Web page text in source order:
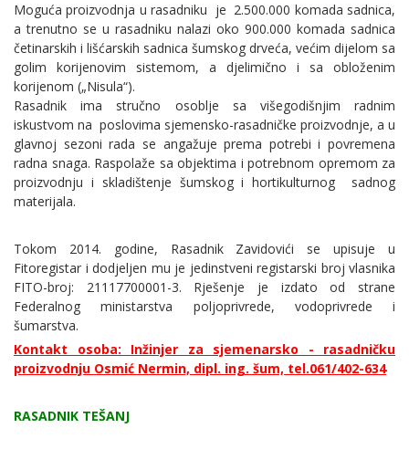
Moguća proizvodnja u rasadniku je 2.500.000 komada sadnica,
a trenutno se u rasadniku nalazi oko 900.000 komada sadnica
četinarskih i lišćarskih sadnica šumskog drveća, većim dijelom sa
golim korijenovim sistemom, a djelimično i sa obloženim
korijenom („Nisula“).
Rasadnik ima stručno osoblje sa višegodišnjim radnim
iskustvom na poslovima sjemensko-rasadničke proizvodnje, a u
glavnoj sezoni rada se angažuje prema potrebi i povremena
radna snaga. Raspolaže sa objektima i potrebnom opremom za
proizvodnju i skladištenje šumskog i hortikulturnog sadnog
materijala.
Tokom 2014. godine, Rasadnik Zavidovići se upisuje u
Fitoregistar i dodjeljen mu je jedinstveni registarski broj vlasnika
FITO-broj: 21117700001-3. Rješenje je izdato od strane
Federalnog ministarstva poljoprivrede, vodoprivrede i
šumarstva.
Kontakt osoba: Inžinjer za sjemenarsko - rasadničku
proizvodnju Osmić Nermin, dipl. ing. šum, tel.061/402-634
RASADNIK TEŠANJ